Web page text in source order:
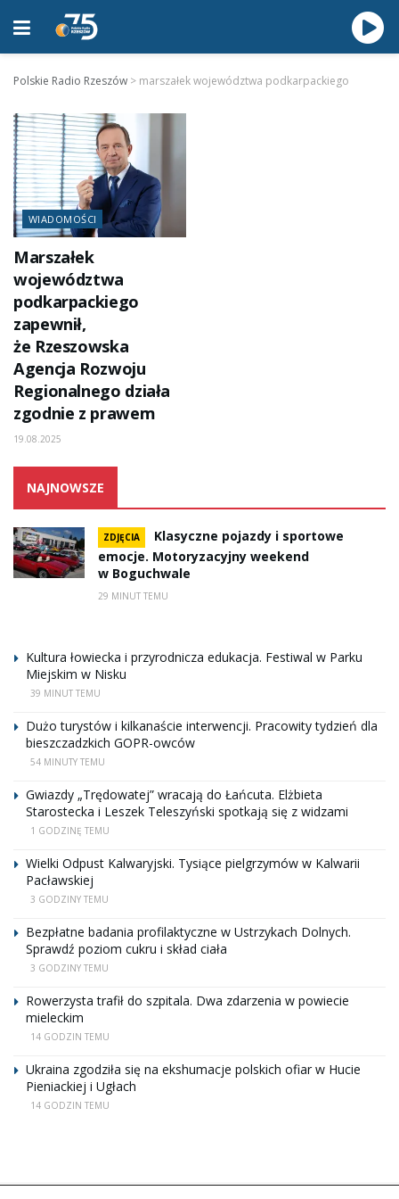
Polskie Radio Rzeszów > marszałek województwa podkarpackiego
WIADOMOŚCI
Marszałek
województwa
podkarpackiego
zapewnił,
że Rzeszowska
Agencja Rozwoju
Regionalnego działa
zgodnie z prawem
19.08.2025
NAJNOWSZE
ZDJĘCIA
Klasyczne pojazdy i sportowe
emocje. Motoryzacyjny weekend
w Boguchwale
29 MINUT TEMU
Kultura łowiecka i przyrodnicza edukacja. Festiwal w Parku
Miejskim w Nisku
39 MINUT TEMU
Dużo turystów i kilkanaście interwencji. Pracowity tydzień dla
bieszczadzkich GOPR-owców
54 MINUTY TEMU
Gwiazdy „Trędowatej” wracają do Łańcuta. Elżbieta
Starostecka i Leszek Teleszyński spotkają się z widzami
1 GODZINĘ TEMU
Wielki Odpust Kalwaryjski. Tysiące pielgrzymów w Kalwarii
Pacławskiej
3 GODZINY TEMU
Bezpłatne badania profilaktyczne w Ustrzykach Dolnych.
Sprawdź poziom cukru i skład ciała
3 GODZINY TEMU
Rowerzysta trafił do szpitala. Dwa zdarzenia w powiecie
mieleckim
14 GODZIN TEMU
Ukraina zgodziła się na ekshumacje polskich ofiar w Hucie
Pieniackiej i Ugłach
14 GODZIN TEMU